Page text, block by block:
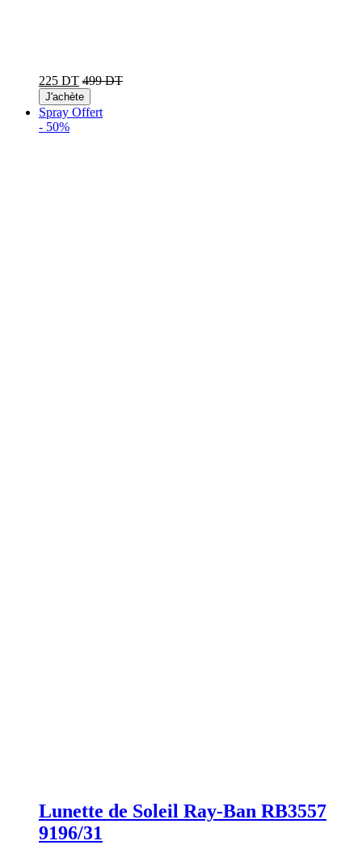
225 DT 499 DT
J'achète
Spray Offert
- 50%
Lunette de Soleil Ray-Ban RB3557
9196/31